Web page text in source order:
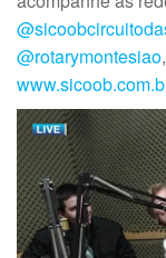
@rotarymontesiao